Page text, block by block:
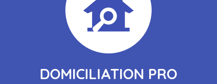
DOMICILIATION PRO